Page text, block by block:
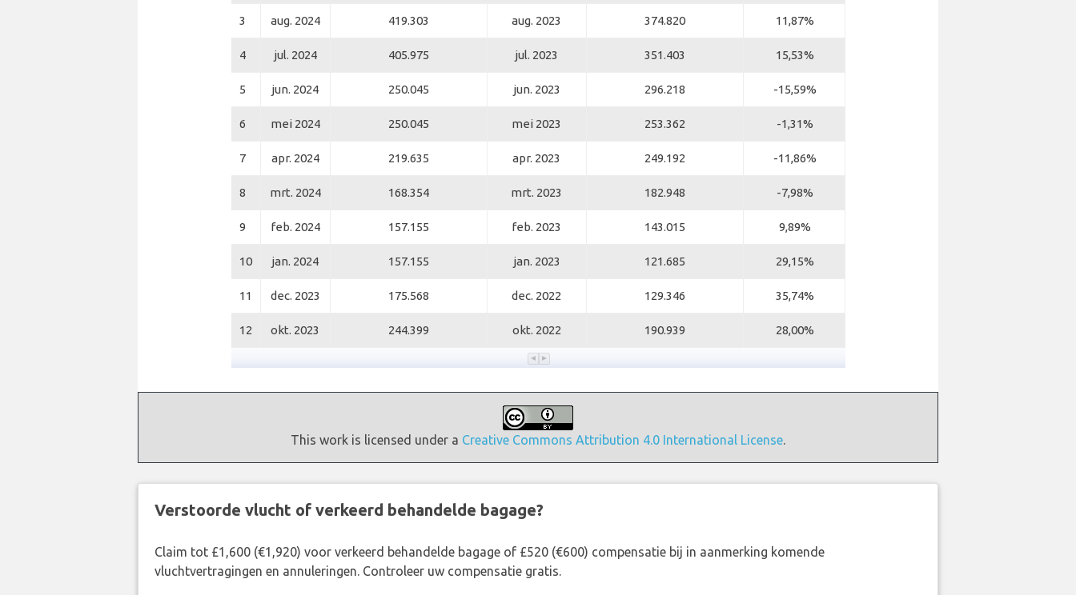
3 aug. 2024 419.303 aug. 2023 374.820 11,87%
4 jul. 2024 405.975 jul. 2023 351.403 15,53%
5 jun. 2024 250.045 jun. 2023 296.218 -15,59%
6 mei 2024 250.045 mei 2023 253.362 -1,31%
7 apr. 2024 219.635 apr. 2023 249.192 -11,86%
8 mrt. 2024 168.354 mrt. 2023 182.948 -7,98%
9 feb. 2024 157.155 feb. 2023 143.015 9,89%
10 jan. 2024 157.155 jan. 2023 121.685 29,15%
11 dec. 2023 175.568 dec. 2022 129.346 35,74%
12 okt. 2023 244.399 okt. 2022 190.939 28,00%
This work is licensed under a Creative Commons Attribution 4.0 International License.
Verstoorde vlucht of verkeerd behandelde bagage?
Claim tot £1,600 (€1,920) voor verkeerd behandelde bagage of £520 (€600) compensatie bij in aanmerking komende
vluchtvertragingen en annuleringen. Controleer uw compensatie gratis.